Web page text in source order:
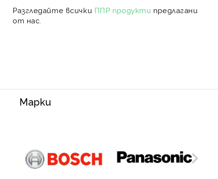
Разгледайте всички ППР продукти предлагани
от нас.
Марки